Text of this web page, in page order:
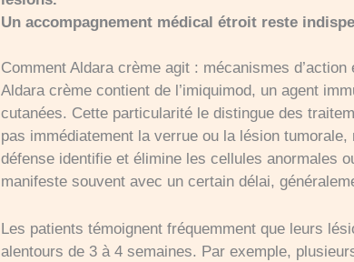
Un accompagnement médical étroit reste
Comment Aldara crème agit : mécanismes
Aldara crème contient de l’imiquimod, un agent
cutanées. Cette particularité le distingue des
pas immédiatement la verrue ou la lésion
défense identifie et élimine les cellules anormales
manifeste souvent avec un certain délai,
Les patients témoignent fréquemment que leurs
alentours de 3 à 4 semaines. Par exemple,